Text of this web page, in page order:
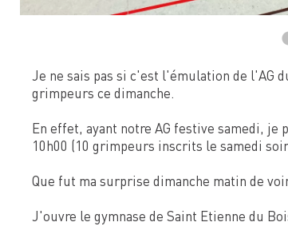
Je ne sais pas si c'est l'émulation de l'AG
grimpeurs ce dimanche.
En effet, ayant notre AG festive samedi, je
10h00 (10 grimpeurs inscrits le samedi
Que fut ma surprise dimanche matin de
J'ouvre le gymnase de Saint Etienne du